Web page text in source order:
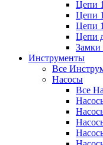
Цепи
Цепи
Цепи
Цепи
Замки
Инструменты
Все
Насосы
Все